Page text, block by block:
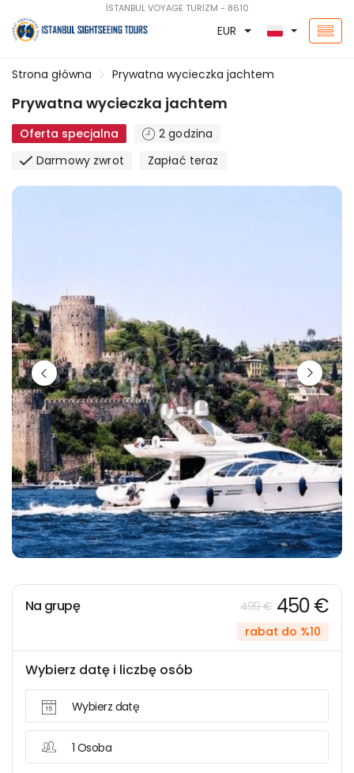
İSTANBUL VOYAGE TURİZM - 8610
EUR
Strona główna Prywatna wycieczka jachtem
Prywatna wycieczka jachtem
Oferta specjalna
2 godzina
Darmowy zwrot
Zapłać teraz
Na grupę 499 € 450 €
rabat do %10
Wybierz datę i liczbę osób
Wybierz datę
1 Osoba